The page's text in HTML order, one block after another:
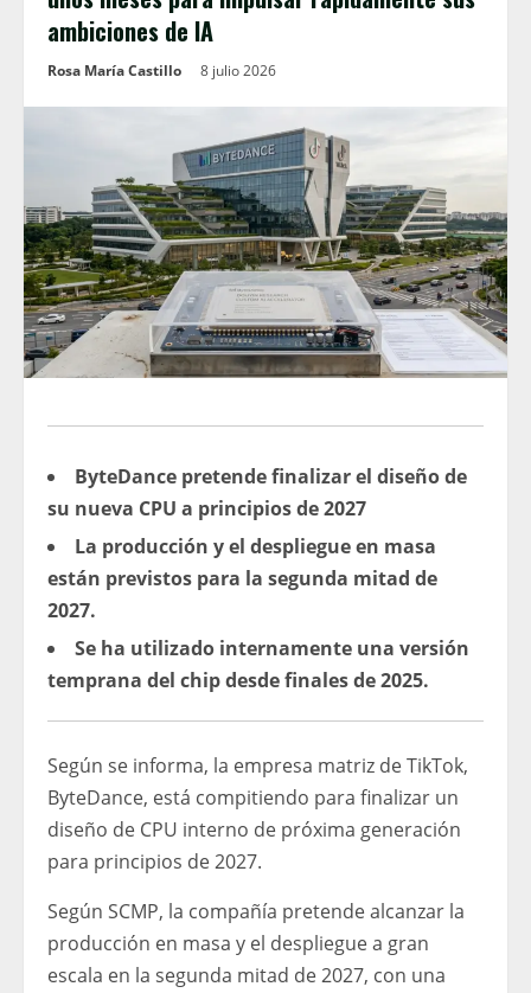
ambiciones de IA
Rosa María Castillo 8 julio 2026
ByteDance pretende finalizar el diseño de
su nueva CPU a principios de 2027
La producción y el despliegue en masa
están previstos para la segunda mitad de
2027.
Se ha utilizado internamente una versión
temprana del chip desde finales de 2025.
Según se informa, la empresa matriz de TikTok,
ByteDance, está compitiendo para finalizar un
diseño de CPU interno de próxima generación
para principios de 2027.
Según SCMP, la compañía pretende alcanzar la
producción en masa y el despliegue a gran
escala en la segunda mitad de 2027, con una